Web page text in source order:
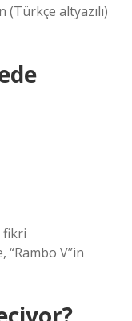
(Türkçe altyazılı)
fikri
“Rambo V”in